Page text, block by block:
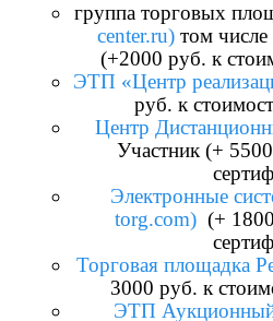
группа торговых
center.ru)том
(+2000 руб. к
ЭТП «Центр
руб. к
Центр
Участник (+
Электронные
torg.com)(+ 1800
Торговая площадка
3000 руб. к
ЭТП Аукционный